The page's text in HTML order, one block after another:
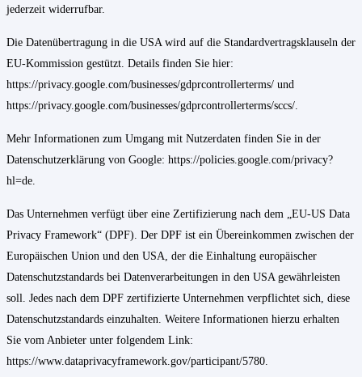
jederzeit widerrufbar.
Die Datenübertragung in die USA wird auf die Standardvertragsklauseln der
EU-Kommission gestützt. Details finden Sie hier:
https://privacy.google.com/businesses/gdprcontrollerterms/ und
https://privacy.google.com/businesses/gdprcontrollerterms/sccs/.
Mehr Informationen zum Umgang mit Nutzerdaten finden Sie in der
Datenschutzerklärung von Google: https://policies.google.com/privacy?
hl=de.
Das Unternehmen verfügt über eine Zertifizierung nach dem „EU-US Data
Privacy Framework“ (DPF). Der DPF ist ein Übereinkommen zwischen der
Europäischen Union und den USA, der die Einhaltung europäischer
Datenschutzstandards bei Datenverarbeitungen in den USA gewährleisten
soll. Jedes nach dem DPF zertifizierte Unternehmen verpflichtet sich, diese
Datenschutzstandards einzuhalten. Weitere Informationen hierzu erhalten
Sie vom Anbieter unter folgendem Link:
https://www.dataprivacyframework.gov/participant/5780.